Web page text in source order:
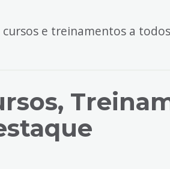
cursos e treinamentos a